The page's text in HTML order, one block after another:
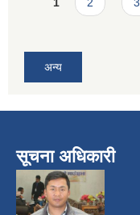
अन्य
सूचना अधिकारी